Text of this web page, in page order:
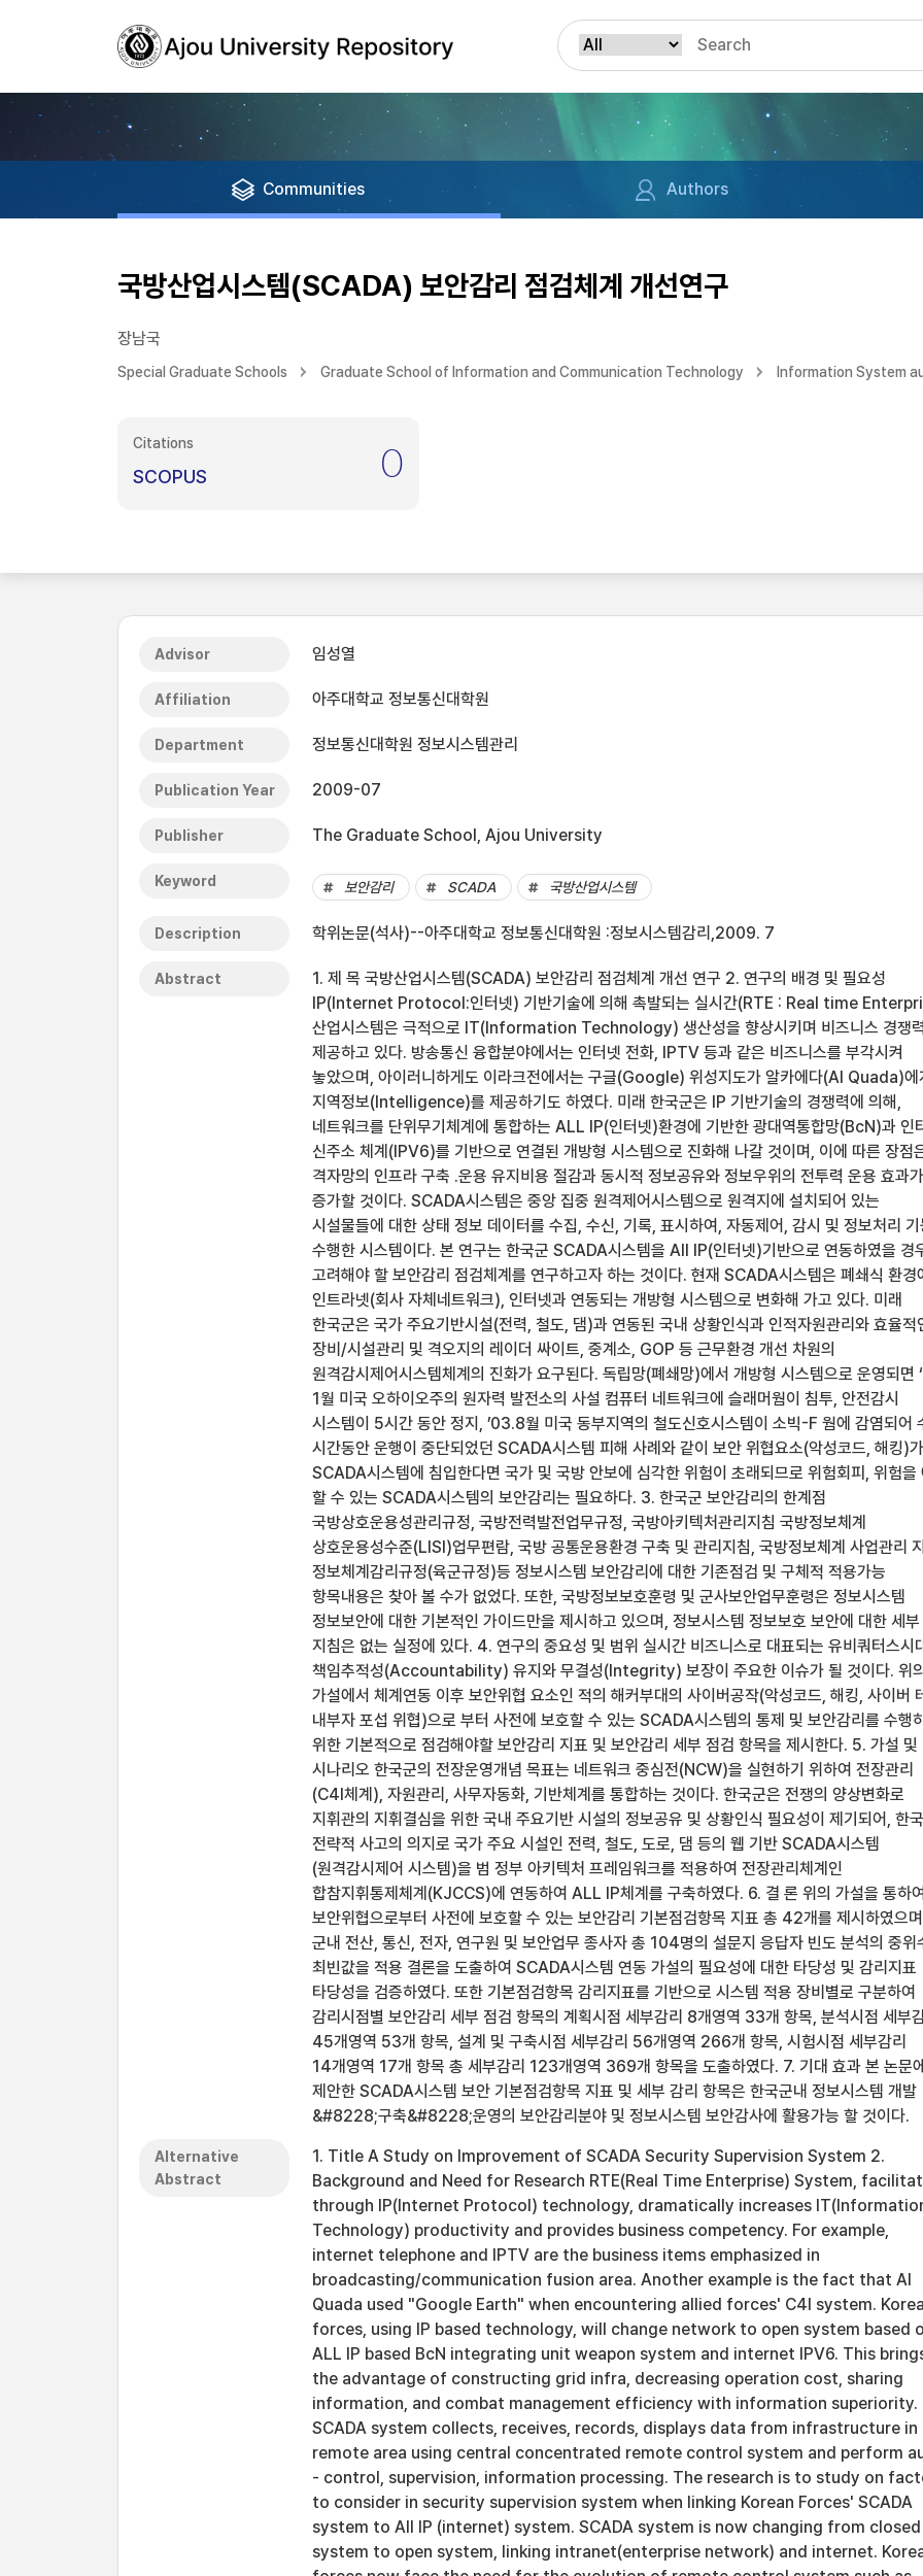
Communities Authors
국방산업시스템(SCADA) 보안감리 점검체계 개선연구
장남국
Special Graduate Schools Graduate School of Information and Communication Technology Information System
Citations
SCOPUS 0
Advisor 임성열
Affiliation 아주대학교 정보통신대학원
Department 정보통신대학원 정보시스템관리
Publication Year 2009-07
Publisher The Graduate School, Ajou University
Keyword 보안감리 SCADA 국방산업시스템
Description 학위논문(석사)--아주대학교 정보통신대학원 :정보시스템감리,2009. 7
Abstract
1. 제 목 국방산업시스템(SCADA) 보안감리 점검체계 개선 연구 2. 연구의 배경 및 필요성
IP(Internet Protocol:인터넷) 기반기술에 의해 촉발되는 실시간(RTE : Real time
산업시스템은 극적으로 IT(Information Technology) 생산성을 향상시키며 비즈니스 경쟁
제공하고 있다. 방송통신 융합분야에서는 인터넷 전화, IPTV 등과 같은 비즈니스를 부각시켜
놓았으며, 아이러니하게도 이라크전에서는 구글(Google) 위성지도가 알카에다(Al Quada)에
지역정보(Intelligence)를 제공하기도 하였다. 미래 한국군은 IP 기반기술의 경쟁력에 의해,
네트워크를 단위무기체계에 통합하는 ALL IP(인터넷)환경에 기반한 광대역통합망(BcN)과 인
신주소 체계(IPV6)를 기반으로 연결된 개방형 시스템으로 진화해 나갈 것이며, 이에 따른 장점
격자망의 인프라 구축 .운용 유지비용 절감과 동시적 정보공유와 정보우위의 전투력 운용 효과가
증가할 것이다. SCADA시스템은 중앙 집중 원격제어시스템으로 원격지에 설치되어 있는
시설물들에 대한 상태 정보 데이터를 수집, 수신, 기록, 표시하여, 자동제어, 감시 및 정보처리 기
수행한 시스템이다. 본 연구는 한국군 SCADA시스템을 All IP(인터넷)기반으로 연동하였을 경
고려해야 할 보안감리 점검체계를 연구하고자 하는 것이다. 현재 SCADA시스템은 폐쇄식 환경
인트라넷(회사 자체네트워크), 인터넷과 연동되는 개방형 시스템으로 변화해 가고 있다. 미래
한국군은 국가 주요기반시설(전력, 철도, 댐)과 연동된 국내 상황인식과 인적자원관리와 효율적
장비/시설관리 및 격오지의 레이더 싸이트, 중계소, GOP 등 근무환경 개선 차원의
원격감시제어시스템체계의 진화가 요구된다. 독립망(폐쇄망)에서 개방형 시스템으로 운영되면
1월 미국 오하이오주의 원자력 발전소의 사설 컴퓨터 네트워크에 슬래머웜이 침투, 안전감시
시스템이 5시간 동안 정지, ’03.8월 미국 동부지역의 철도신호시스템이 소빅-F 웜에 감염되어
시간동안 운행이 중단되었던 SCADA시스템 피해 사례와 같이 보안 위협요소(악성코드, 해킹)가
SCADA시스템에 침입한다면 국가 및 국방 안보에 심각한 위험이 초래되므로 위험회피, 위험을
할 수 있는 SCADA시스템의 보안감리는 필요하다. 3. 한국군 보안감리의 한계점
국방상호운용성관리규정, 국방전력발전업무규정, 국방아키텍처관리지침 국방정보체계
상호운용성수준(LISI)업무편람, 국방 공통운용환경 구축 및 관리지침, 국방정보체계 사업관리
정보체계감리규정(육군규정)등 정보시스템 보안감리에 대한 기존점검 및 구체적 적용가능
항목내용은 찾아 볼 수가 없었다. 또한, 국방정보보호훈령 및 군사보안업무훈령은 정보시스템
정보보안에 대한 기본적인 가이드만을 제시하고 있으며, 정보시스템 정보보호 보안에 대한 세부
지침은 없는 실정에 있다. 4. 연구의 중요성 및 범위 실시간 비즈니스로 대표되는 유비쿼터스시
책임추적성(Accountability) 유지와 무결성(Integrity) 보장이 주요한 이슈가 될 것이다. 위의
가설에서 체계연동 이후 보안위협 요소인 적의 해커부대의 사이버공작(악성코드, 해킹, 사이버
내부자 포섭 위협)으로 부터 사전에 보호할 수 있는 SCADA시스템의 통제 및 보안감리를 수행
위한 기본적으로 점검해야할 보안감리 지표 및 보안감리 세부 점검 항목을 제시한다. 5. 가설 및
시나리오 한국군의 전장운영개념 목표는 네트워크 중심전(NCW)을 실현하기 위하여 전장관리
(C4I체계), 자원관리, 사무자동화, 기반체계를 통합하는 것이다. 한국군은 전쟁의 양상변화로
지휘관의 지휘결심을 위한 국내 주요기반 시설의 정보공유 및 상황인식 필요성이 제기되어, 한
전략적 사고의 의지로 국가 주요 시설인 전력, 철도, 도로, 댐 등의 웹 기반 SCADA시스템
(원격감시제어 시스템)을 범 정부 아키텍처 프레임워크를 적용하여 전장관리체계인
합참지휘통제체계(KJCCS)에 연동하여 ALL IP체계를 구축하였다. 6. 결 론 위의 가설을 통하여
보안위협으로부터 사전에 보호할 수 있는 보안감리 기본점검항목 지표 총 42개를 제시하였으
군내 전산, 통신, 전자, 연구원 및 보안업무 종사자 총 104명의 설문지 응답자 빈도 분석의 중위
최빈값을 적용 결론을 도출하여 SCADA시스템 연동 가설의 필요성에 대한 타당성 및 감리지표
타당성을 검증하였다. 또한 기본점검항목 감리지표를 기반으로 시스템 적용 장비별로 구분하여
감리시점별 보안감리 세부 점검 항목의 계획시점 세부감리 8개영역 33개 항목, 분석시점 세부
45개영역 53개 항목, 설계 및 구축시점 세부감리 56개영역 266개 항목, 시험시점 세부감리
14개영역 17개 항목 총 세부감리 123개영역 369개 항목을 도출하였다. 7. 기대 효과 본 논문에
제안한 SCADA시스템 보안 기본점검항목 지표 및 세부 감리 항목은 한국군내 정보시스템 개발
&#8228;구축&#8228;운영의 보안감리분야 및 정보시스템 보안감사에 활용가능 할 것이다.
Alternative
Abstract
1. Title A Study on Improvement of SCADA Security Supervision System 2.
Background and Need for Research RTE(Real Time Enterprise) System,
through IP(Internet Protocol) technology, dramatically increases
Technology) productivity and provides business competency. For example,
internet telephone and IPTV are the business items emphasized in
broadcasting/communication fusion area. Another example is the fact that Al
Quada used "Google Earth" when encountering allied forces' C4I system.
forces, using IP based technology, will change network to open system based
ALL IP based BcN integrating unit weapon system and internet IPV6. This
the advantage of constructing grid infra, decreasing operation cost, sharing
information, and combat management efficiency with information superiority.
SCADA system collects, receives, records, displays data from infrastructure in
remote area using central concentrated remote control system and perform
- control, supervision, information processing. The research is to study on
to consider in security supervision system when linking Korean Forces' SCADA
system to All IP (internet) system. SCADA system is now changing from closed
system to open system, linking intranet(enterprise network) and internet.